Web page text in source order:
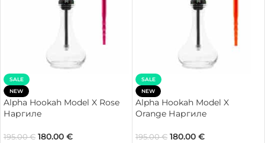
SALE
NEW
Alpha Hookah Model X Rose
Наргиле
195.00€ 180.00 €
SALE
NEW
Alpha Hookah Model X
Orange Наргиле
195.00€ 180.00 €